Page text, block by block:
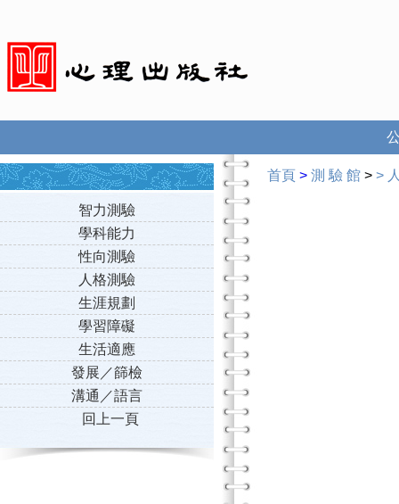
智力測驗
學科能力
性向測驗
人格測驗
生涯規劃
學習障礙
生活適應
發展／篩檢
溝通／語言
回上一頁
首頁 > 測 驗 館 > >